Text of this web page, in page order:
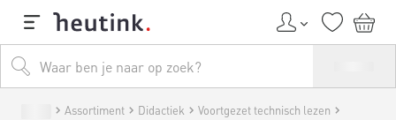
Assortiment Didactiek
Voortgezet technisch lezen